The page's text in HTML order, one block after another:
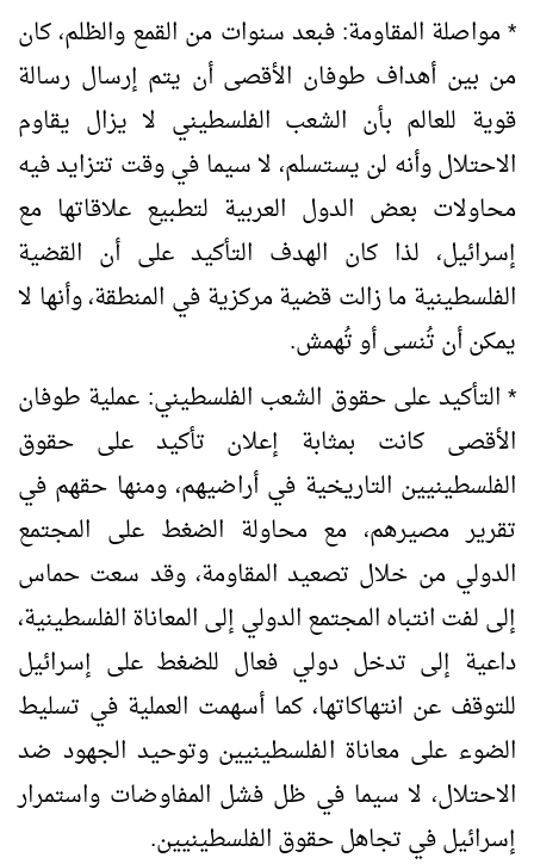
* مواصلة المقاومة: فبعد سنوات من القمع والظلم، كان
من بين أهداف طوفان الأقصى أن يتم إرسال رسالة
قوية للعالم بأن الشعب الفلسطيني لا يزال يقاوم
الاحتلال وأنه لن يستسلم، لا سيما في وقت تتزايد فيه
محاولات بعض الدول العربية لتطبيع علاقاتها مع
إسرائيل، لذا كان الهدف التأكيد على أن القضية
الفلسطينية ما زالت قضية مركزية في المنطقة، وأنها لا
يمكن أن تُنسى أو تُهمش.
* التأكيد على حقوق الشعب الفلسطيني: عملية طوفان
الأقصى كانت بمثابة إعلان تأكيد على حقوق
الفلسطينيين التاريخية في أراضيهم، ومنها حقهم في
تقرير مصيرهم، مع محاولة الضغط على المجتمع
الدولي من خلال تصعيد المقاومة، وقد سعت حماس
إلى لفت انتباه المجتمع الدولي إلى المعاناة الفلسطينية،
داعية إلى تدخل دولي فعال للضغط على إسرائيل
للتوقف عن انتهاكاتها، كما أسهمت العملية في تسليط
الضوء على معاناة الفلسطينيين وتوحيد الجهود ضد
الاحتلال، لا سيما في ظل فشل المفاوضات واستمرار
إسرائيل في تجاهل حقوق الفلسطينيين.